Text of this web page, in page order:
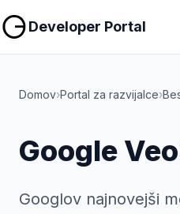
Developer Portal
Domov›Portal za razvijalce›
Google
Googlov najnovejši